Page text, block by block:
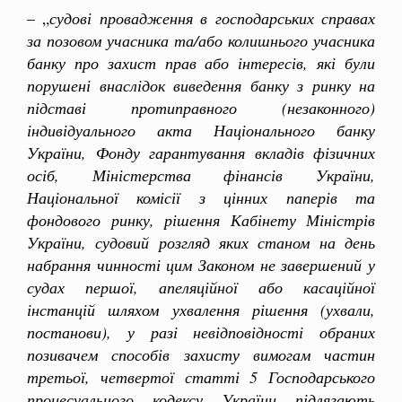
– „судові провадження в господарських справах
за позовом учасника та/або колишнього учасника
банку про захист прав або інтересів, які були
порушені внаслідок виведення банку з ринку на
підставі протиправного (незаконного)
індивідуального акта Національного банку
України, Фонду гарантування вкладів фізичних
осіб, Міністерства фінансів України,
Національної комісії з цінних паперів та
фондового ринку, рішення Кабінету Міністрів
України, судовий розгляд яких станом на день
набрання чинності цим Законом не завершений у
судах першої, апеляційної або касаційної
інстанцій шляхом ухвалення рішення (ухвали,
постанови), у разі невідповідності обраних
позивачем способів захисту вимогам частин
третьої, четвертої статті 5 Господарського